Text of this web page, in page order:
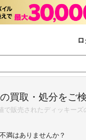
買取・処分をご
で販売されたディッキーズ
満はありませんか？